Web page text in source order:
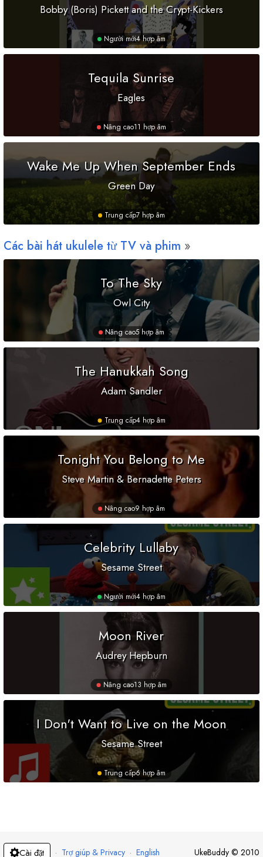
Bobby (Boris) Pickett and the Crypt-Kickers
Người mới4 hợp âm
Tequila Sunrise
Eagles
Nâng cao11 hợp âm
Wake Me Up When September Ends
Green Day
Trung cấp7 hợp âm
Các bài hát ukulele từ TV và phim
To The Sky
Owl City
Nâng cao5 hợp âm
The Hanukkah Song
Adam Sandler
Trung cấp4 hợp âm
Tonight You Belong to Me
Steve Martin & Bernadette Peters
Nâng cao9 hợp âm
Celebrity Lullaby
Sesame Street
Người mới4 hợp âm
Moon River
Audrey Hepburn
Nâng cao13 hợp âm
I Don't Want to Live on the Moon
Sesame Street
Trung cấp6 hợp âm
Cài đặt · Trợ giúp & Privacy · English UkeBuddy © 2010